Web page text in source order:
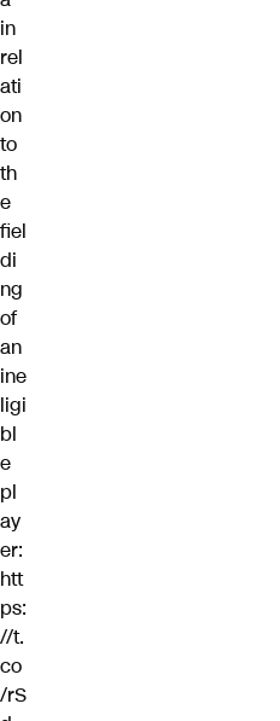
in
rel
ati
on
to
th
e
fiel
di
ng
of
an
ine
ligi
bl
e
pl
ay
er:
htt
ps:
//t.
co
/rS